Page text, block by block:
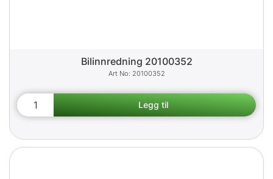
Bilinnredning 20100352
20100352